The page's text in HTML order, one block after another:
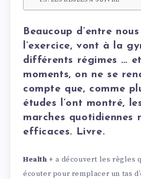
Beaucoup d’entre
l’exercice, vont à la
différents régimes …
moments, on ne se
compte que, comme
études l’ont montré,
marches quotidiennes
efficaces. Livre.
Health +a découvert les règles
écouter pour remplacer un tas